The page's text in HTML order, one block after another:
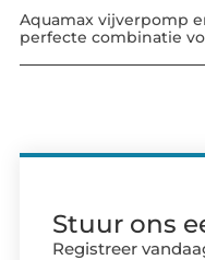
Aquamax vijverpomp
perfecte combinatie
Stuur ons
Registreer